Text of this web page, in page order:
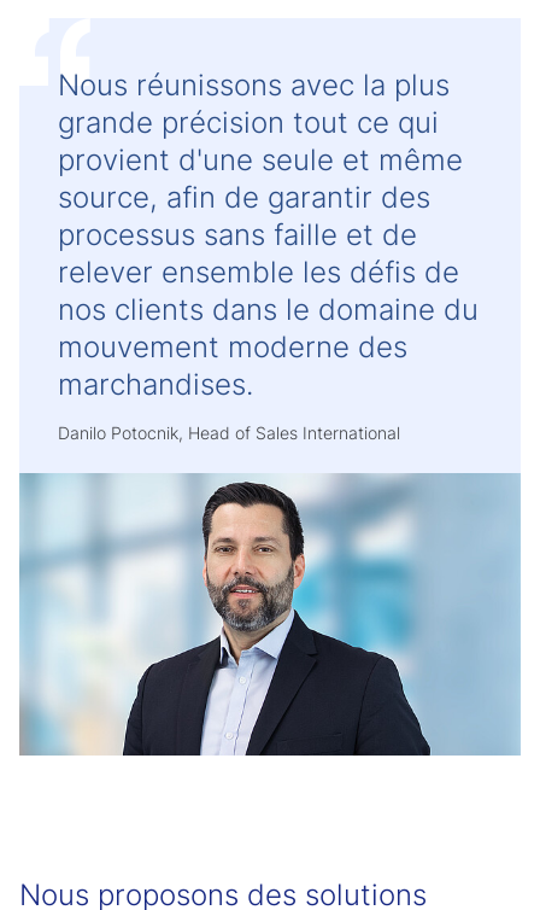
Nous réunissons avec la plus
grande précision tout ce qui
provient d'une seule et même
source, afin de garantir des
processus sans faille et de
relever ensemble les défis de
nos clients dans le domaine du
mouvement moderne des
marchandises.
Danilo Potocnik, Head of Sales International
Nous proposons des solutions